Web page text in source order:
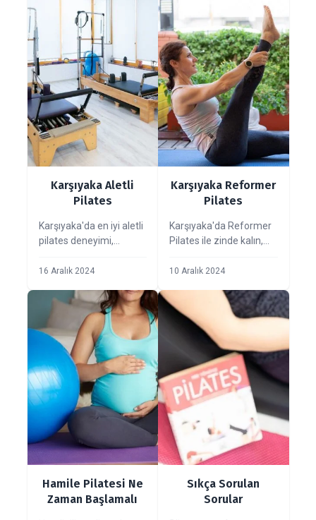
Karşıyaka Aletli
Pilates
Karşıyaka'da en iyi aletli
pilates deneyimi,
faydaları, sonuç süreleri
dönemindeki etkileri
hakkında bilgi alın.
16 Aralık 2024
Karşıyaka Reformer
Pilates
Karşıyaka'da Reformer
Pilates ile zinde kalın,
programlarıyla sağlıklı
Pilates sayesinde vücut
esnekliğinizi artırın,
dengeli bir yaşam için
adım atın. Fiyat bilgileri
ve detaylar için tıklayın.
10 Aralık 2024
Hamile Pilatesi Ne
Zaman Başlamalı
Sıkça Sorulan
Sorular